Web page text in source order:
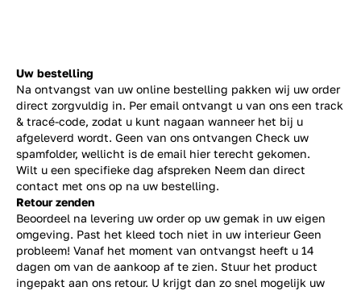
Uw bestelling
Na ontvangst van uw online bestelling pakken wij uw order
direct zorgvuldig in. Per email ontvangt u van ons een track
& tracé-code, zodat u kunt nagaan wanneer het bij u
afgeleverd wordt. Geen van ons ontvangen Check uw
spamfolder, wellicht is de email hier terecht gekomen.
Wilt u een specifieke dag afspreken Neem dan direct
contact met ons op na uw bestelling.
Retour zenden
Beoordeel na levering uw order op uw gemak in uw eigen
omgeving. Past het kleed toch niet in uw interieur Geen
probleem! Vanaf het moment van ontvangst heeft u 14
dagen om van de aankoop af te zien. Stuur het product
ingepakt aan ons retour. U krijgt dan zo snel mogelijk uw